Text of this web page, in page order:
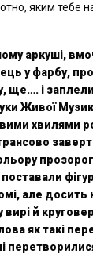
яким тебе
аркуші,
у фарбу,
ще…. і
Живої
хвилями
але досить
вирі й
як такі